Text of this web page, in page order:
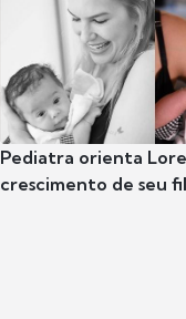
Pediatra orienta
crescimento de seu